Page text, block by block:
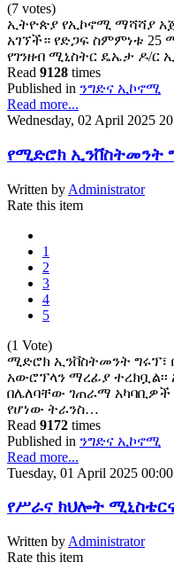
(7 votes)
ኢትዮጵያ የኢኮኖሚ ማሻሻያ
አገኘች። የድጋፍ ስምምነቱ 25
የገንዘብ ሚኒስትር ዴኤታ ዶ/ር
Read 9128 times
Published in ንግድና ኢኮኖሚ
Read more...
Wednesday, 02 April 2025
የሚድሮክ ኢንቨስትመንት
Written by Administrator
Rate this item
1
2
3
4
5
(1 Vote)
ሚድሮክ ኢንቨስትመንት ግሩፕ፣
አውሮፕላን ማረፊያ
በሌለባቸው ገጠራማ አካባቢዎች
የሆነው ትራንስ…
Read 9172 times
Published in ንግድና ኢኮኖሚ
Read more...
Tuesday, 01 April 2025 00:00
የሥራና ክህሎት
Written by Administrator
Rate this item